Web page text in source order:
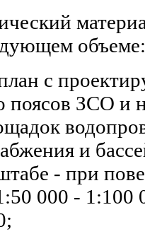
объеме:
с
поясов ЗСО и
и
- при
000 - 1:100